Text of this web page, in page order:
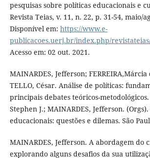
pesquisas sobre políticas educacionais e
Revista Teias, v. 11, n. 22, p. 31-54, maio/
Disponível em: https://www.e-
publicacoes.uerj.br/index.php/
Acesso em: 02 out. 2021.
MAINARDES, Jefferson; FERREIRA,Márcia
TELLO, César. Análise de políticas:
principais debates teóricos-
Stephen J.; MAINARDES, Jefferson.
educacionais: questões e dilemas. São
MAINARDES, Jefferson. A abordagem do
explorando alguns desafios da sua